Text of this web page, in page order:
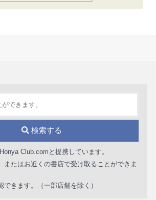
検索する
Club.comと提携しています。
たはお近くの書店で受け取ることができま
きます。（一部店舗を除く）